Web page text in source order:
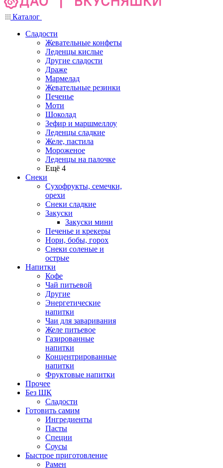
Каталог
Сладости
Жевательные конфеты
Леденцы кислые
Другие сладости
Драже
Мармелад
Жевательные резинки
Печенье
Моти
Шоколад
Зефир и маршмеллоу
Леденцы сладкие
Желе, пастила
Мороженое
Леденцы на палочке
Ещё 4
Снеки
Сухофрукты, семечки,
орехи
Снеки сладкие
Закуски
Закуски мини
Печенье и крекеры
Нори, бобы, горох
Снеки соленые и
острые
Напитки
Кофе
Чай питьевой
Другие
Энергетические
напитки
Чаи для заваривания
Желе питьевое
Газированные
напитки
Концентрированные
напитки
Фруктовые напитки
Прочее
Без ШК
Сладости
Готовить самим
Ингредиенты
Пасты
Специи
Соусы
Быстрое приготовление
Рамен